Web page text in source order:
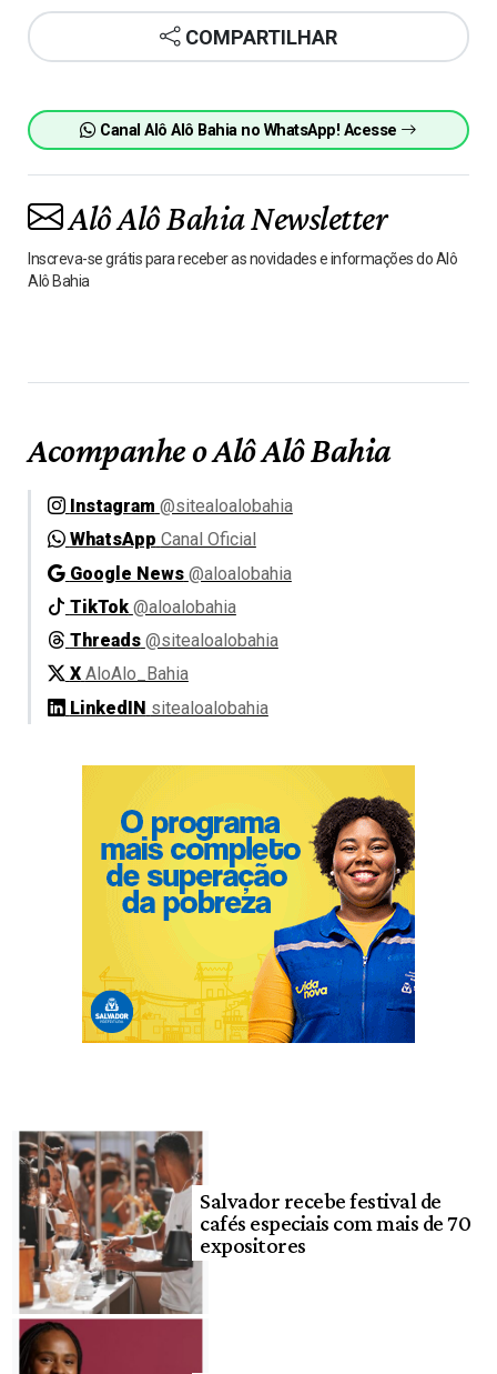
COMPARTILHAR
Canal Alô Alô Bahia no WhatsApp! Acesse
Alô Alô Bahia Newsletter
Inscreva-se grátis para receber as novidades e informações do Alô
Alô Bahia
Acompanhe o Alô Alô Bahia
Instagram @sitealoalobahia
WhatsApp Canal Oficial
Google News @aloalobahia
TikTok @aloalobahia
Threads @sitealoalobahia
X AloAlo_Bahia
LinkedIN sitealoalobahia
Salvador recebe festival de
cafés especiais com mais de 70
expositores